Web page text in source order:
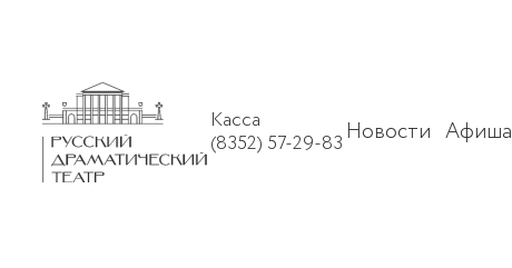
Касса
(8352) 57-29-83 Новости Афиша